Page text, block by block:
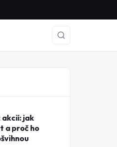
akcií: jak
a proč ho